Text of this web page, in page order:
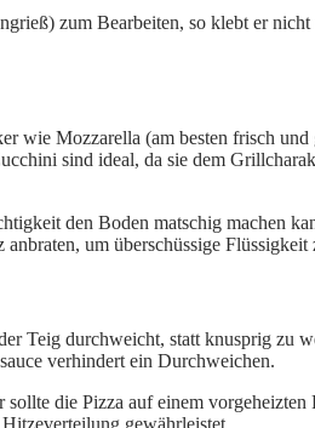
zum Bearbeiten, so klebt er
wie Mozzarella (am besten frisch und
sind ideal, da sie dem
den Boden matschig machen
um überschüssige Flüssigkeit
Teig durchweicht, statt knusprig zu
verhindert ein Durchweichen.
die Pizza auf einem vorgeheizten
gewährleistet.